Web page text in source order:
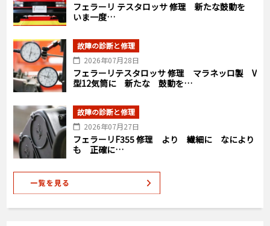
フェラーリ テスタロッサ 修理 新たな鼓動を
いま一度…
故障の診断と修理
2026年07月28日
フェラーリテスタロッサ 修理 マラネッロ製 V
型12気筒に 新たな 鼓動を…
故障の診断と修理
2026年07月27日
フェラーリF355 修理 より 繊細に なにより
も 正確に…